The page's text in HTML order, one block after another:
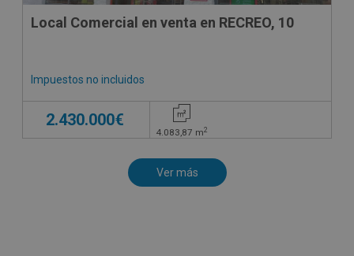
Local Comercial en venta en RECREO, 10
Impuestos no incluidos
2.430.000€
4.083,87 m2